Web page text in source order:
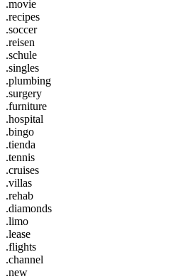
.movie
.recipes
.soccer
.reisen
.schule
.singles
.plumbing
.surgery
.furniture
.hospital
.bingo
.tienda
.tennis
.cruises
.villas
.rehab
.diamonds
.limo
.lease
.flights
.channel
.new